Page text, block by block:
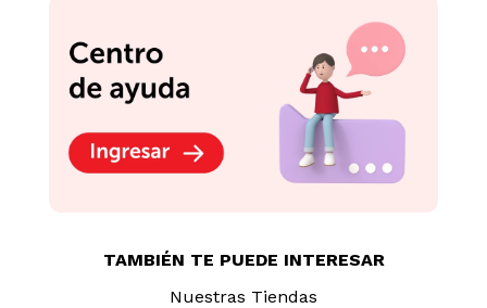
TAMBIÉN TE PUEDE INTERESAR
Nuestras Tiendas